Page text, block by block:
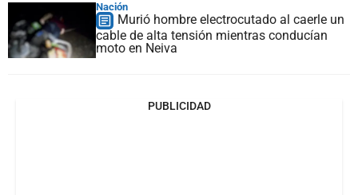
Nación
Murió hombre electrocutado al caerle un
cable de alta tensión mientras conducían
moto en Neiva
PUBLICIDAD